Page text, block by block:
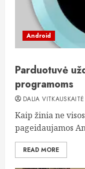
Android
Parduotuvė
programoms
DALIA VITKAUSKAITĖ
Kaip žinia ne
pageidaujamos
READ MORE